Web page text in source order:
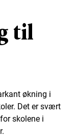
til
økning i
Det er svært
skolene i